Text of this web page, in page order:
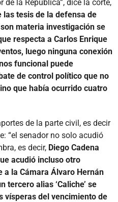
la República”, dice la corte,
las tesis de la defensa de
materia investigación se
respecta a Carlos Enrique
luego ninguna conexión
funcional puede
de control político que no
que había ocurrido cuatro
de la parte civil, es decir
“el senador no solo acudió
es decir, Diego Cadena
acudió incluso otro
la Cámara Álvaro Hernán
tercero alias ‘Caliche’ se
vísperas del vencimiento de